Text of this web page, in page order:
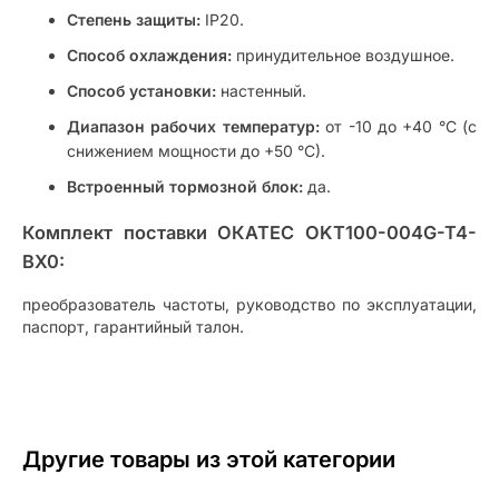
Степень защиты: IP20.
Способ охлаждения: принудительное воздушное.
Способ установки: настенный.
Диапазон рабочих температур:от -10 до +40 °C (с
снижением мощности до +50 °C).
Встроенный тормозной блок: да.
Комплект поставки ОКАТЕС OKT100-004G-T4-
BX0:
преобразователь частоты, руководство по эксплуатации,
паспорт, гарантийный талон.
Другие товары из этой категории